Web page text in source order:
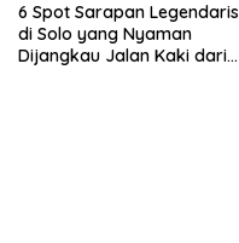
6 Spot Sarapan Legendaris
di Solo yang Nyaman
Dijangkau Jalan Kaki dari